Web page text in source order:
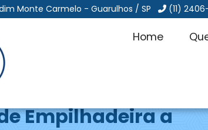
Monte Carmelo - Guarulhos / SP (11)
Home
Empilhadeira a